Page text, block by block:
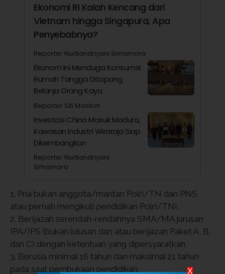
Ekonomi RI Kalah Kencang dari
Vietnam hingga Singapura, Apa
Penyebabnya?
Reporter Nurtiandriyani Simamora
Ekonom Ini Menduga Konsumsi
Rumah Tangga Ditopang
Belanja Orang Kaya
Reporter Siti Masitoh
Investasi China Masuk Madura,
Kawasan Industri Wiraraja Siap
Dikembangkan
Reporter Nurtiandriyani
Simamora
1. Pria bukan anggota/mantan Polri/TN dan PNS
atau pernah mengikuti pendidikan Polri/TNI.
2. Berijazah serendah-rendahnya SMA/MA jurusan
IPA/IPS (bukan lulusan dan atau berijazah Paket A, B,
dan C) dengan ketentuan yang dipersyaratkan.
3. Berusia minimal 16 tahun dan maksimal 21 tahun
pada saat pembukaan pendidikan.
X